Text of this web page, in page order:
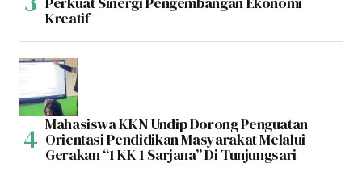
Kreatif
Mahasiswa KKN Undip Dorong Penguatan
Orientasi Pendidikan Masyarakat Melalui
Gerakan “1 KK 1 Sarjana” Di Tunjungsari